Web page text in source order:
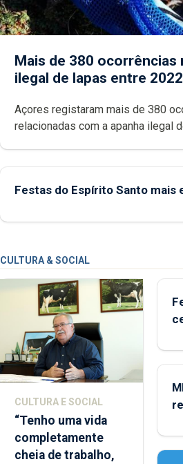
Mais de 380 ocorrências
ilegal de lapas entre
Açores registaram mais de 380 ocorrências e
relacionadas com a apanha ilegal de
Festas do Espírito Santo mais
CULTURA & SOCIAL
CULTURA E SOCIAL
“Tenho uma vida
completamente
cheia de trabalho,